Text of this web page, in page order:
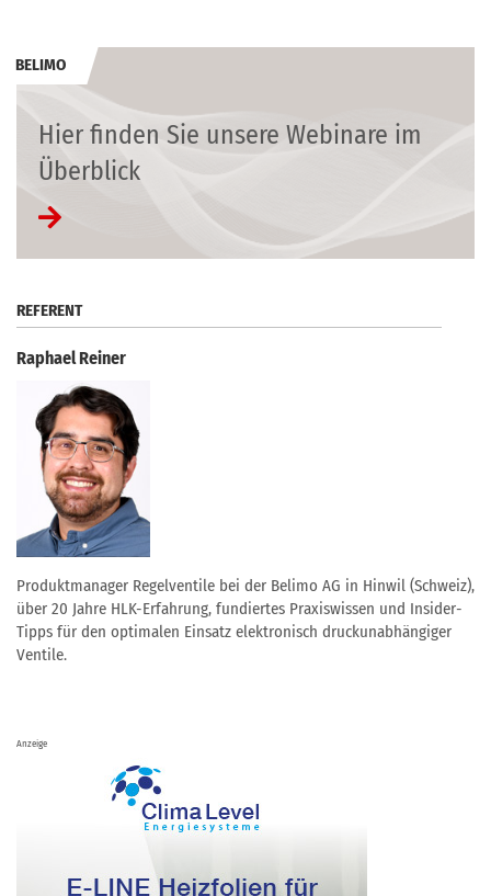
BELIMO
Hier finden Sie unsere Webinare im
Überblick
REFERENT
Raphael Reiner
Produktmanager Regelventile bei der Belimo AG in Hinwil (Schweiz),
über 20 Jahre HLK-Erfahrung, fundiertes Praxiswissen und Insider-
Tipps für den optimalen Einsatz elektronisch druckunabhängiger
Ventile.
Anzeige